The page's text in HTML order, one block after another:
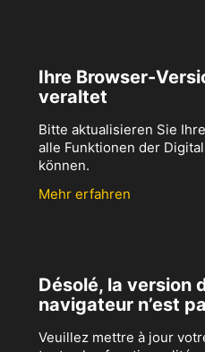
Ihre Browser-
veraltet
Bitte aktualisieren Sie
alle Funktionen der
können.
Mehr erfahren
Désolé, la version
navigateur n’est
Veuillez mettre à jour